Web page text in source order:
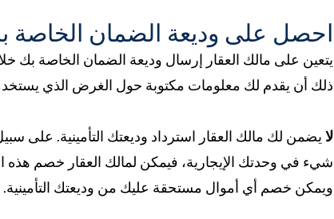
احصل على وديعة الضمان الخاصة
ذلك أن يقدم لك معلومات مكتوبة حول الغرض الذي
لا يضمن لك مالك العقار استرداد وديعتك التأمينية. على
شيء في وحدتك الإيجارية، فيمكن لمالك العقار خصم هذه
ويمكن خصم أي أموال مستحقة عليك من وديعتك التأمينية.